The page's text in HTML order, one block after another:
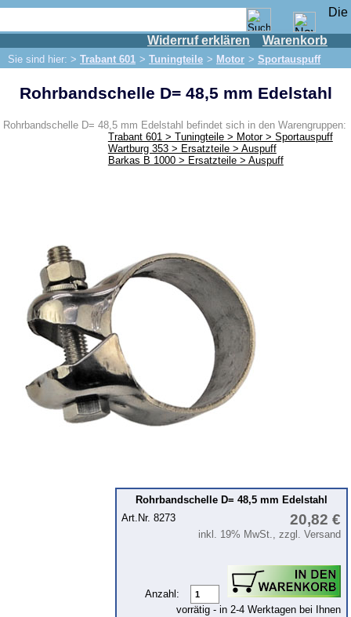
Widerruf erklären Warenkorb
Sie sind hier: > Trabant 601 > Tuningteile > Motor > Sportauspuff
IFA Motor
IFA-Fahrzeuge
Ersatzteile
Tuningteile
Sportkupplung
Vergaser
Zündanlage
Bremsen
Drehzahlmesser
Elektrik
LDM-Design-Linie
Tieferlegung - Fahrwerk
Rohrbandschelle D= 48,5 mm Edelstahl
Rohrbandschelle D= 48,5 mm Edelstahl befindet sich in den Warengruppen:
Trabant 601 > Tuningteile > Motor > Sportauspuff
Wartburg 353 > Ersatzteile > Auspuff
Barkas B 1000 > Ersatzteile > Auspuff
Rohrbandschelle D= 48,5 mm Edelstahl
Art.Nr. 8273
20,82 €
inkl. 19% MwSt., zzgl. Versand
Anzahl:
vorrätig - in 2-4 Werktagen bei Ihnen